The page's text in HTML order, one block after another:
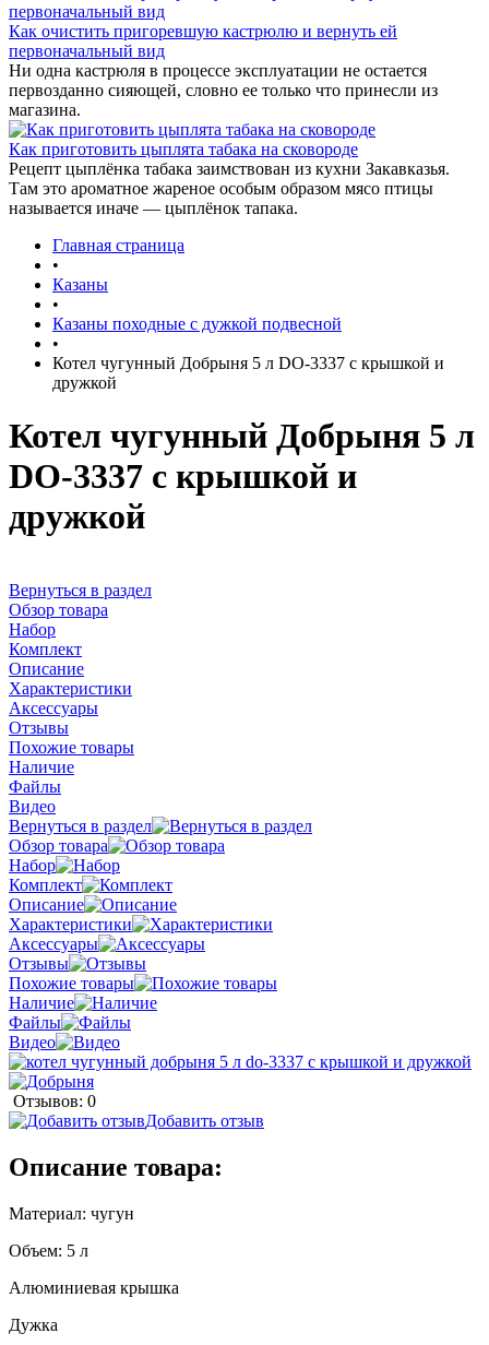
Как очистить пригоревшую кастрюлю и вернуть ей
первоначальный вид
Ни одна кастрюля в процессе эксплуатации не остается
первозданно сияющей, словно ее только что принесли из
магазина.
Как приготовить цыплята табака на сковороде
Рецепт цыплёнка табака заимствован из кухни Закавказья.
Там это ароматное жареное особым образом мясо птицы
называется иначе — цыплёнок тапака.
Главная страница
•
Казаны
•
Казаны походные с дужкой подвесной
•
Котел чугунный Добрыня 5 л DO-3337 с крышкой и
дружкой
Котел чугунный Добрыня 5 л
DO-3337 с крышкой и
дружкой
Вернуться в раздел
Обзор товара
Набор
Комплект
Описание
Характеристики
Аксессуары
Отзывы
Похожие товары
Наличие
Файлы
Видео
Вернуться в раздел
Обзор товара
Набор
Комплект
Описание
Характеристики
Аксессуары
Отзывы
Похожие товары
Наличие
Файлы
Видео
Отзывов: 0
Добавить отзыв
Описание товара:
Материал: чугун
Объем: 5 л
Алюминиевая крышка
Дужка